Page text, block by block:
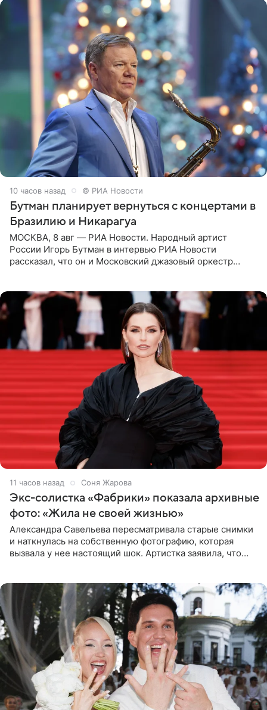
10 часов назад © РИА Новости
Бутман планирует вернуться с концертами в
Бразилию и Никарагуа
МОСКВА, 8 авг — РИА Новости. Народный артист
России Игорь Бутман в интервью РИА Новости
рассказал, что он и Московский джазовый оркестр
11 часов назад Соня Жарова
Экс-солистка «Фабрики» показала архивные
фото: «Жила не своей жизнью»
Александра Савельева пересматривала старые снимки
и наткнулась на собственную фотографию, которая
вызвала у нее настоящий шок. Артистка заявила, что